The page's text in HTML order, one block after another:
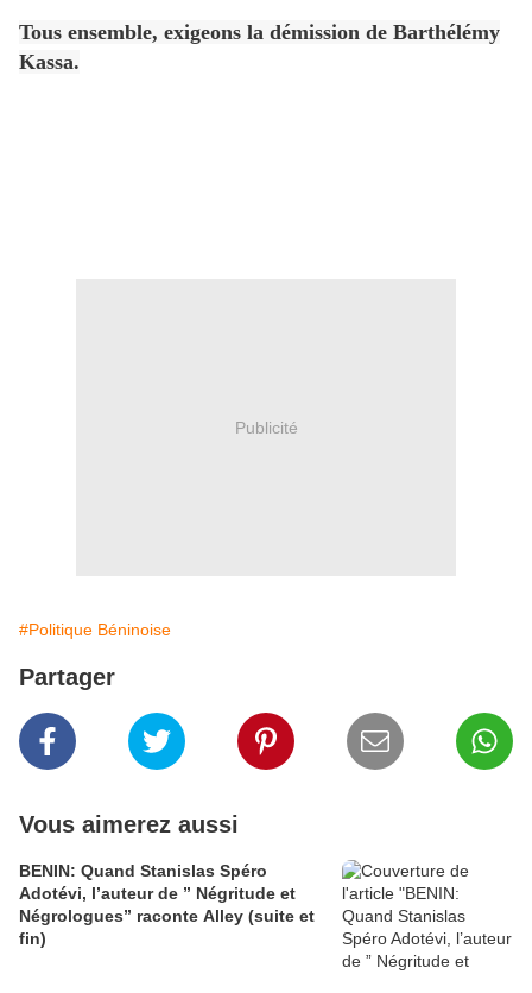
Tous ensemble, exigeons la démission de Barthélémy
Kassa.
Publicité
#Politique Béninoise
Partager
Vous aimerez aussi
BENIN: Quand Stanislas Spéro
Adotévi, l’auteur de ” Négritude et
Négrologues” raconte Alley (suite et
fin)